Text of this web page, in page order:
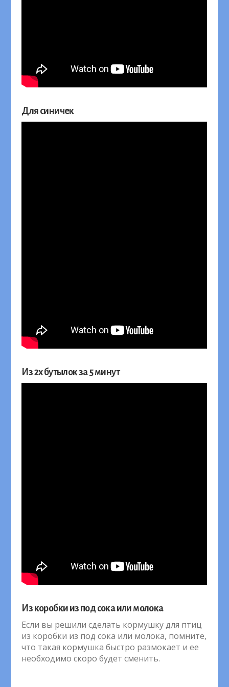
Для синичек
Из 2х бутылок за 5 минут
Из коробки из под сока или молока
Если вы решили сделать кормушку для птиц
из коробки из под сока или молока, помните,
что такая кормушка быстро размокает и ее
необходимо скоро будет сменить.